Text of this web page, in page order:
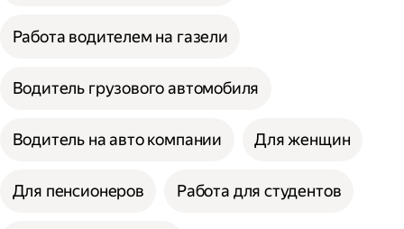
Работа водителем на газели
Водитель грузового автомобиля
Водитель на авто компании Для женщин
Для пенсионеров Работа для студентов